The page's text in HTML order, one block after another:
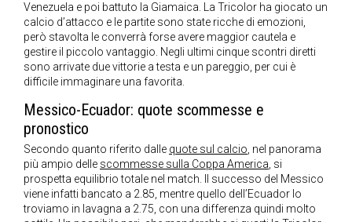
Venezuela e poi battuto la Giamaica. La Tricolor ha giocato un
calcio d’attacco e le partite sono state ricche di emozioni,
però stavolta le converrà forse avere maggior cautela e
gestire il piccolo vantaggio. Negli ultimi cinque scontri diretti
sono arrivate due vittorie a testa e un pareggio, per cui è
difficile immaginare una favorita.
Messico-Ecuador: quote scommesse e
pronostico
Secondo quanto riferito dalle quote sul calcio, nel panorama
più ampio delle scommesse sulla Coppa America, si
prospetta equilibrio totale nel match. Il successo del Messico
viene infatti bancato a 2.85, mentre quello dell’Ecuador lo
troviamo in lavagna a 2.75, con una differenza quindi molto